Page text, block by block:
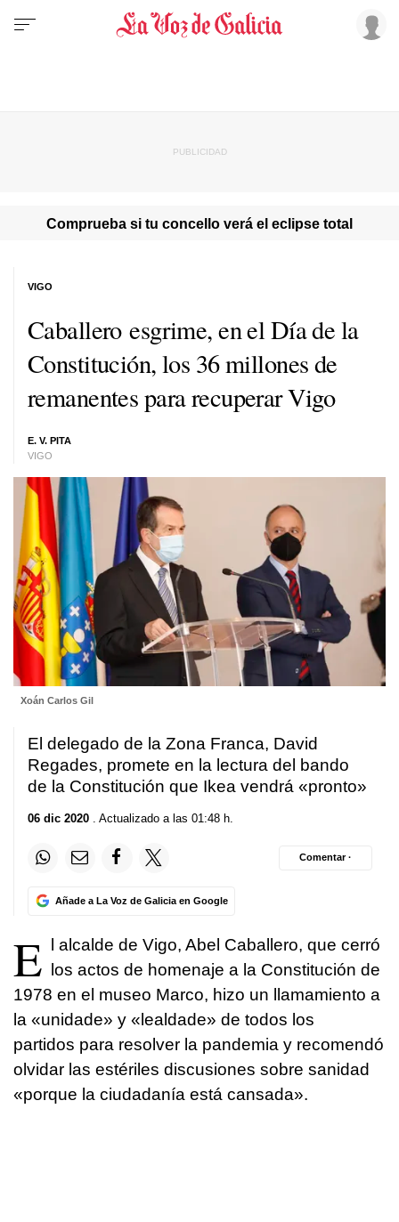
Comprueba si tu concello verá el eclipse total
Caballero esgrime, en el Día de la
Constitución, los 36 millones de
remanentes para recuperar Vigo
E. V. PITA
VIGO
VIGO
Xoán Carlos Gil
El delegado de la Zona Franca, David
Regades, promete en la lectura del bando
de la Constitución que Ikea vendrá «pronto»
06 dic 2020 . Actualizado a las 01:48 h.
Añade a La Voz de Galicia en Google
Comentar ·
E l alcalde de Vigo, Abel Caballero, que cerró
los actos de homenaje a la Constitución de
1978 en el museo Marco, hizo un llamamiento a
la «unidade» y «lealdade» de todos los
partidos para resolver la pandemia y recomendó
olvidar las estériles discusiones sobre sanidad
«porque la ciudadanía está cansada».